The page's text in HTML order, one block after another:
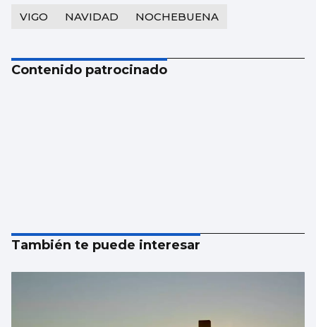
VIGO NAVIDAD NOCHEBUENA
Contenido patrocinado
También te puede interesar